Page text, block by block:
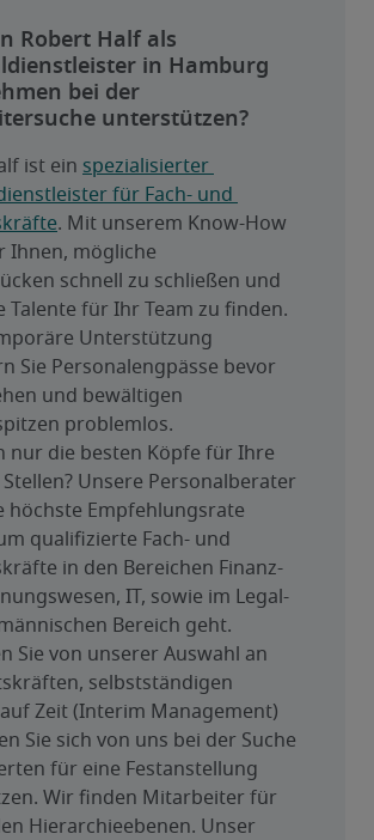
Robert Half als
in Hamburg
bei der
unterstützen?
ist ein spezialisierter
für Fach- und
. Mit unserem Know-How
Ihnen, mögliche
schnell zu schließen und
Talente für Ihr Team zu finden.
Unterstützung
Sie Personalengpässe bevor
und bewältigen
problemlos.
nur die besten Köpfe für Ihre
Unsere Personalberater
höchste Empfehlungsrate
qualifizierte Fach- und
in den Bereichen Finanz-
IT, sowie im Legal-
Bereich geht.
Sie von unserer Auswahl an
selbstständigen
Zeit (Interim Management)
Sie sich von uns bei der Suche
für eine Festanstellung
Wir finden Mitarbeiter für
Hierarchieebenen. Unser